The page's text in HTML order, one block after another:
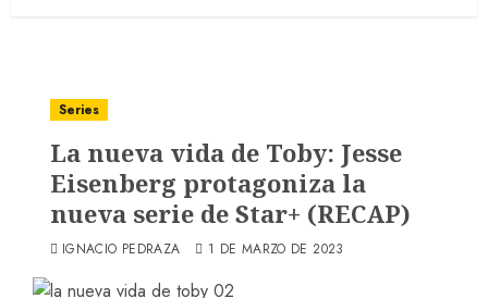
Series
La nueva vida de Toby: Jesse
Eisenberg protagoniza la
nueva serie de Star+ (RECAP)
IGNACIO PEDRAZA 1 DE MARZO DE 2023